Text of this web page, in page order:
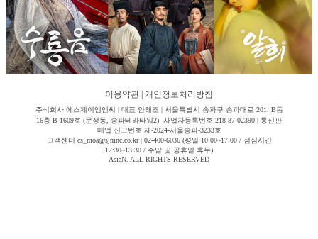
이용약관 개인정보처리방침
주식회사 에스제이엠엔씨 | 대표 안해조 | 서울특별시 송파구 송파대로 201, B동
16층 B-1609호 (문정동, 송파테라타워2) 사업자등록번호 218-87-02390 | 통신판
매업 신고번호 제-2024-서울송파-3233호
고객센터 cs_moa@sjmnc.co.kr | 02-400-6036 (평일 10:00~17:00 / 점심시간
12:30~13:30 / 주말 및 공휴일 휴무)
AsiaN. ALL RIGHTS RESERVED